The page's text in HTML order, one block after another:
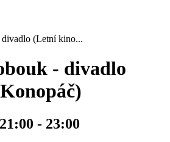
(Letní kino...
- divadlo
- 23:00